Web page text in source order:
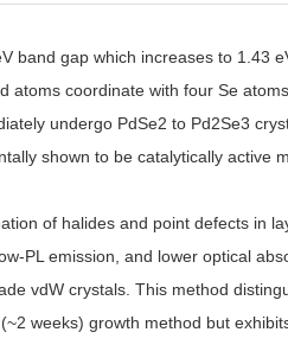
band gap which increases to 1.43
atoms coordinate with four Se
undergo PdSe2 to Pd2Se3
shown to be catalytically active
of halides and point defects in
PL emission, and lower optical
vdW crystals. This method
weeks) growth method but